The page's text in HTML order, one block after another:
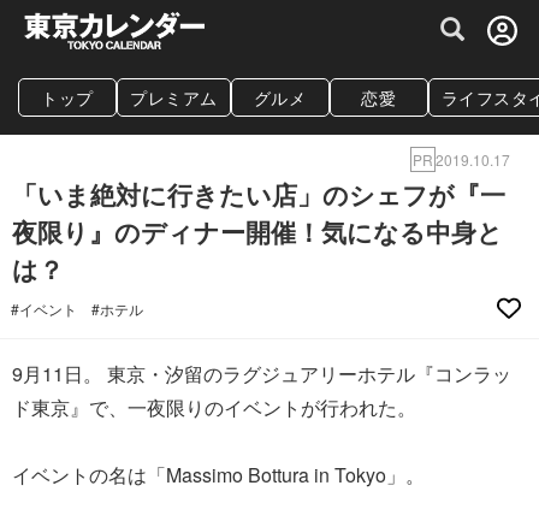
グルメ情報・プレミアムレストラン予約
トップ プレミアム グルメ 恋愛 ライフスタ
PR2019.10.17
「いま絶対に行きたい店」のシェフが『一
夜限り』のディナー開催！気になる中身と
は？
#イベント #ホテル
9月11日。 東京・汐留のラグジュアリーホテル『コンラッ
ド東京』で、一夜限りのイベントが行われた。
イベントの名は「Massimo Bottura in Tokyo」。